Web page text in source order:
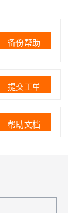
备份帮助
提交工单
帮助文档